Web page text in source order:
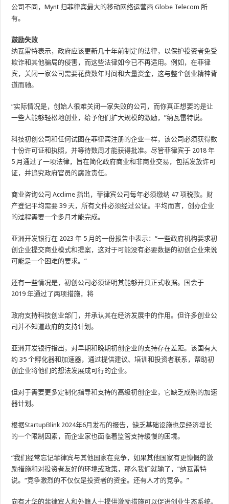
公司不同，Mynt 归菲律宾最大的移动网络运营商 Globe Telecom 所
有。
鼓励失败
纳瓦雷特表示，政府应该更新几十年前制定的法律，以保护投资者免受
欺诈和其他骗局的侵害，而这些法律如今已不再适用。例如，在菲律
宾，关闭一家公司需要花费数年时间和大量资金，这与整个创业精神背
道而驰。
“实际情况是，创始人很难关闭一家失败的公司，而你真正想要的是让
一些人能够轻松地创业，给予他们扩大规模的激励，”纳瓦雷特说。
科技初创公司和任何试图在菲律宾注册的企业一样，该公司必须获得数
十份许可证和执照，并等待数周才能获得批准。尽管菲律宾于 2018 年
5 月通过了一项法律，旨在简化政府商业和非商业交易，包括发放许可
证，并追究政府官员的腐败责任。
商业咨询公司 Acclime 指出，菲律宾公司每年必须缴纳 47 项税款。财
产登记平均需要 39 天，所有文件必须经过公证。平均而言，创办企业
的过程需要一个多月才能完成。
亚洲开发银行在 2023 年 5 月的一份报告中表示：“一些政府机构要求初
创企业提交商业模式和提案，这对于可能没有必要数据的初创企业来说
可能是一个困难的要求。”
还有一些情况是，初创公司必须证明其能够开具正式收据。国会于
2019 年通过了两项措施，将
政府支持科技创业部门，并承认其在经济发展中的作用。但许多创业公
司并不知道政府的支持计划。
亚洲开发银行指出，对早期和晚期初创企业的支持存在差距。该国有大
约 35 个孵化器和加速器，通过提供建议、培训和投资者联系，帮助初
创企业将他们的想法发展成可行的企业。
但对于需要更多定制化指导和支持的高级初创企业，它缺乏成熟的加速
器计划。
根据StartupBlink 2024年6月发布的报告，缺乏基础设施也是经济增长
的一个限制因素，而企业家也面临着监管支持缓慢的困境。
“我们经常忘记菲律宾与其他国家在竞争，如果其他国家有更慷慨的激
励措施和对投资者友好的环境或政策，那么我们就输了，”纳瓦雷特
说。“竞争激烈的不仅仅是投资者的资金。还有人才的竞争。”
向有才华的菲律宾人和外籍人士提供激励措施可以促进创业生态系统。